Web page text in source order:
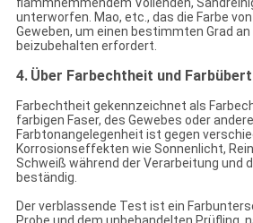
flammhemmendem Vollenden,
unterworfen. Mao, etc., das die Farbe
Geweben, um einen bestimmten Grad
beizubehalten erfordert.
4. Über Farbechtheit und
Farbechtheit gekennzeichnet als
farbigen Faser, des Gewebes oder
Farbtonangelegenheit ist gegen
Korrosionseffekten wie Sonnenlicht,
Schweiß während der Verarbeitung und
beständig.
Der verblassende Test ist ein